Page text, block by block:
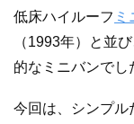
低床ハイルーフ ミ
（1993年）と並
的なミニバンでし
今回は、シンプル